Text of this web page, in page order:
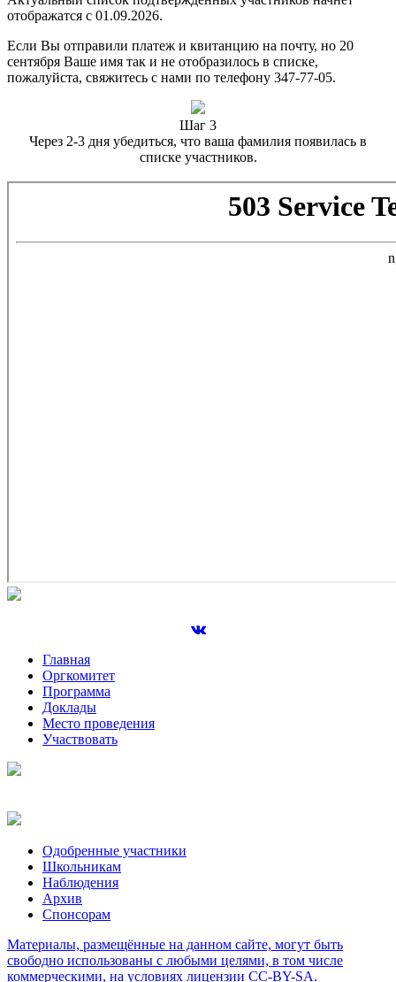
отображатся с 01.09.2026.
Если Вы отправили платеж и квитанцию на почту, но 20
сентября Ваше имя так и не отобразилось в списке,
пожалуйста, свяжитесь с нами по телефону 347-77-05.
Шаг 3
Через 2-3 дня убедиться, что ваша фамилия появилась в
списке участников.
Главная
Оргкомитет
Программа
Доклады
Место проведения
Участвовать
Одобренные участники
Школьникам
Наблюдения
Архив
Спонсорам
Материалы, размещённые на данном сайте, могут быть
свободно использованы с любыми целями, в том числе
коммерческими, на условиях лицензии CC-BY-SA.